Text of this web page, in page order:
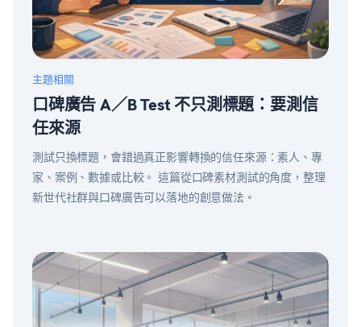
主題相關
口碑廣告 A／B Test 不只測標題：要測信
任來源
測試只換標題，會錯過真正影響轉換的信任來源：素人、專
家、案例、數據或比較。 這篇從口碑素材測試的角度，整理
新世代社群與口碑廣告可以落地的創意做法。